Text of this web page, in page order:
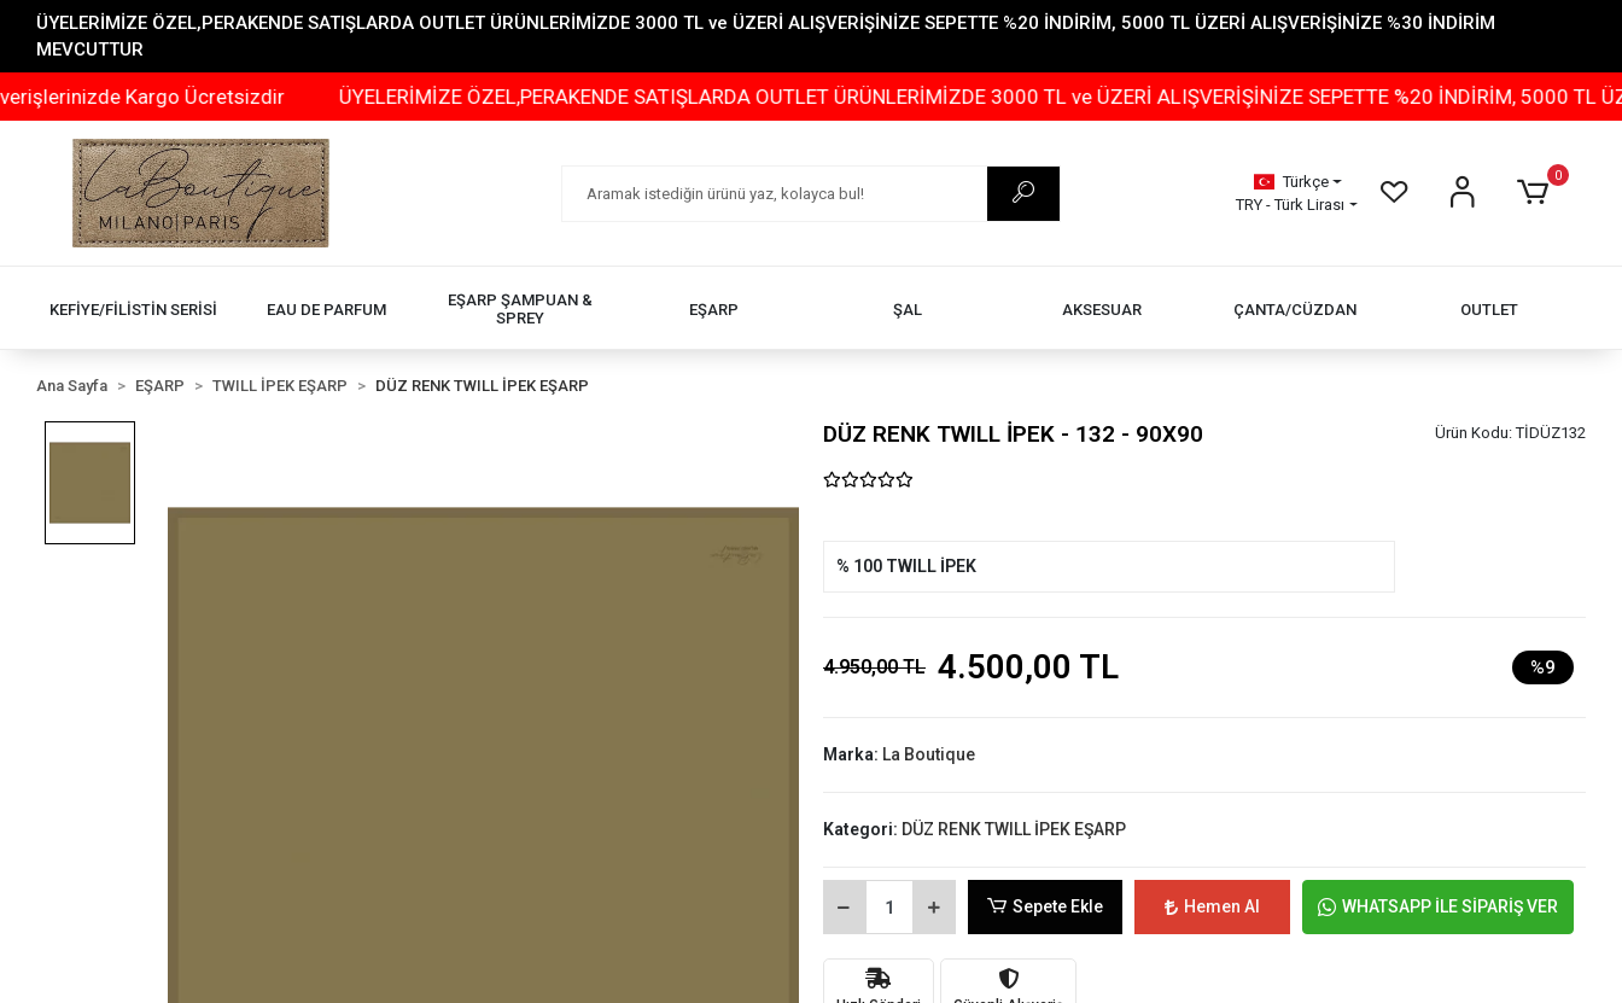
ÜYELERİMİZE ÖZEL,PERAKENDE SATIŞLARDA OUTLET ÜRÜNLERİMİZDE 3000 TL ve ÜZERİ ALIŞVERİŞİNİZE SEPETTE %20 İNDİRİM, 5000 TL ÜZERİ ALIŞVERİŞİNİZE %30 İNDİRİM
MEVCUTTUR
Kargo Ücretsizdir ÜYELERİMİZE ÖZEL,PERAKENDE SATIŞLARDA OUTLET ÜRÜNLERİMİZDE 3000 TL ve ÜZERİ ALIŞVERİŞİNİZE SEPETTE %20 İNDİRİM, 5000 TL ÜZERİ
Türkçe
TRY - Türk Lirası
0
KEFİYE/FİLİSTİN SERİSİ EAU DE PARFUM
EŞARP ŞAMPUAN &
SPREY
EŞARP ŞAL AKSESUAR ÇANTA/CÜZDAN OUTLET
Ana Sayfa EŞARP TWILL İPEK EŞARP DÜZ RENK TWILL İPEK EŞARP
DÜZ RENK TWILL İPEK - 132 - 90X90 Ürün Kodu:TİDÜZ132
% 100 TWILL İPEK
4.950,00 TL 4.500,00 TL %9
Marka: La Boutique
Kategori: DÜZ RENK TWILL İPEK EŞARP
Sepete Ekle Hemen Al WHATSAPP İLE SİPARİŞ VER